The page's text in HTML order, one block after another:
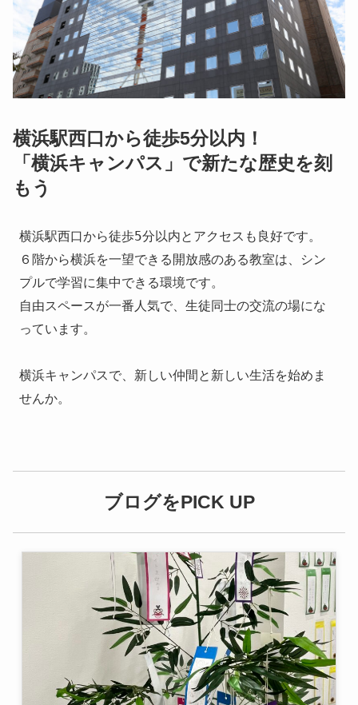
横浜駅西口から徒歩5分以内！
「横浜キャンパス」で新たな歴史を刻
もう
横浜駅西口から徒歩5分以内とアクセスも良好です。
６階から横浜を一望できる開放感のある教室は、シン
プルで学習に集中できる環境です。
自由スペースが一番人気で、生徒同士の交流の場にな
っています。
横浜キャンパスで、新しい仲間と新しい生活を始めま
せんか。
ブログをPICK UP